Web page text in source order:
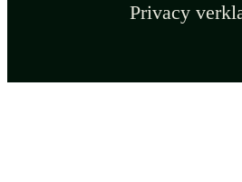
Privacy